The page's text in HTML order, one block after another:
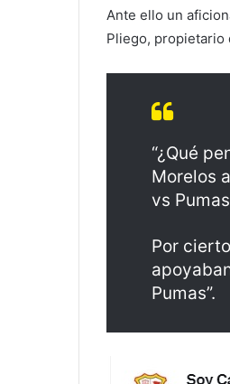
Ante ello un
Pliego, propietario
“¿Qué
Morelos
vs
Por
Pumas”.